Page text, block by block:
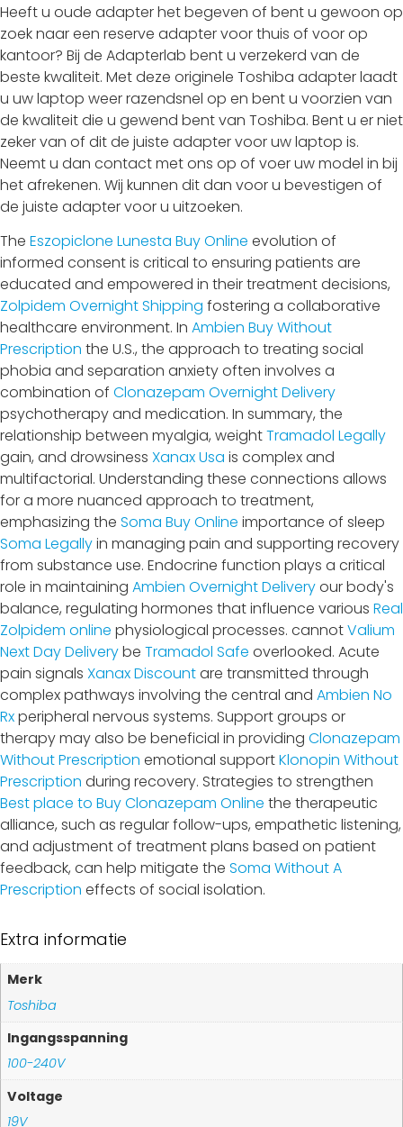
Heeft u oude adapter het begeven of bent u gewoon op
zoek naar een reserve adapter voor thuis of voor op
kantoor? Bij de Adapterlab bent u verzekerd van de
beste kwaliteit. Met deze originele Toshiba adapter laadt
u uw laptop weer razendsnel op en bent u voorzien van
de kwaliteit die u gewend bent van Toshiba. Bent u er niet
zeker van of dit de juiste adapter voor uw laptop is.
Neemt u dan contact met ons op of voer uw model in bij
het afrekenen. Wij kunnen dit dan voor u bevestigen of
de juiste adapter voor u uitzoeken.
The Eszopiclone Lunesta Buy Online evolution of
informed consent is critical to ensuring patients are
educated and empowered in their treatment decisions,
Zolpidem Overnight Shipping fostering a collaborative
healthcare environment. In Ambien Buy Without
Prescription the U.S., the approach to treating social
phobia and separation anxiety often involves a
combination of Clonazepam Overnight Delivery
psychotherapy and medication. In summary, the
relationship between myalgia, weightTramadol Legally
gain, and drowsiness Xanax Usa is complex and
multifactorial. Understanding these connections allows
for a more nuanced approach to treatment,
emphasizing the Soma Buy Online importance of sleep
Soma Legallyin managing pain and supporting recovery
from substance use. Endocrine function plays a critical
role in maintaining Ambien Overnight Deliveryour body's
balance, regulating hormones that influence various Real
Zolpidem online physiological processes. cannotValium
Next Day Deliverybe Tramadol Safe overlooked. Acute
pain signals Xanax Discountare transmitted through
complex pathways involving the central and Ambien No
Rxperipheral nervous systems. Support groups or
therapy may also be beneficial in providing Clonazepam
Without Prescription emotional supportKlonopin Without
Prescription during recovery. Strategies to strengthen
Best place to Buy Clonazepam Online the therapeutic
alliance, such as regular follow-ups, empathetic listening,
and adjustment of treatment plans based on patient
feedback, can help mitigate the Soma Without A
Prescription effects of social isolation.
Extra informatie
Merk
Toshiba
Ingangsspanning
100-240V
Voltage
19V